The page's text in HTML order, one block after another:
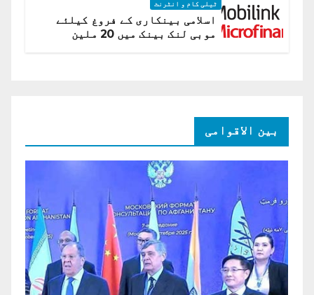
ٹیلی کام و انٹرنٹ
اسلامی بینکاری کے فروغ کیلئے
موبی لنک بینک میں 20 ملین
بین الاقوامی